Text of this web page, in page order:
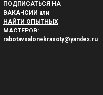
ПОДПИСАТЬСЯ НА
ВАКАНСИИ или
НАЙТИ ОПЫТНЫХ
МАСТЕРОВ:
rabotavsalonekrasoty@yandex.ru